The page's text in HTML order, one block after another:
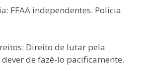
FFAA independentes. Policia
Direito de lutar pela
de fazê-lo pacificamente.